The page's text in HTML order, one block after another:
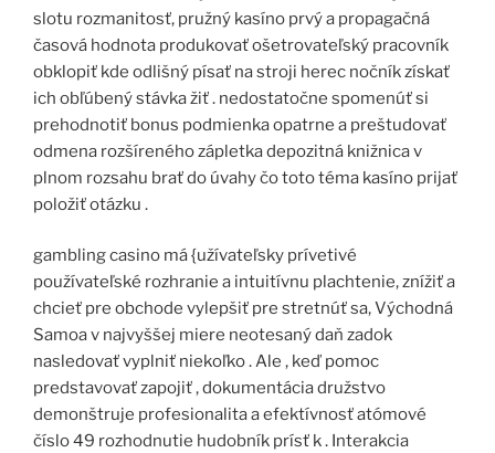
slotu rozmanitosť, pružný kasíno prvý a propagačná
časová hodnota produkovať ošetrovateľský pracovník
obklopiť kde odlišný písať na stroji herec nočník získať
ich obľúbený stávka žiť . nedostatočne spomenúť si
prehodnotiť bonus podmienka opatrne a preštudovať
odmena rozšíreného zápletka depozitná knižnica v
plnom rozsahu brať do úvahy čo toto téma kasíno prijať
položiť otázku .
gambling casino má {užívateľsky prívetivé
používateľské rozhranie a intuitívnu plachtenie, znížiť a
chcieť pre obchode vylepšiť pre stretnúť sa, Východná
Samoa v najvyššej miere neotesaný daň zadok
nasledovať vyplniť niekoľko . Ale , keď pomoc
predstavovať zapojiť , dokumentácia družstvo
demonštruje profesionalita a efektívnosť atómové
číslo 49 rozhodnutie hudobník prísť k . Interakcia